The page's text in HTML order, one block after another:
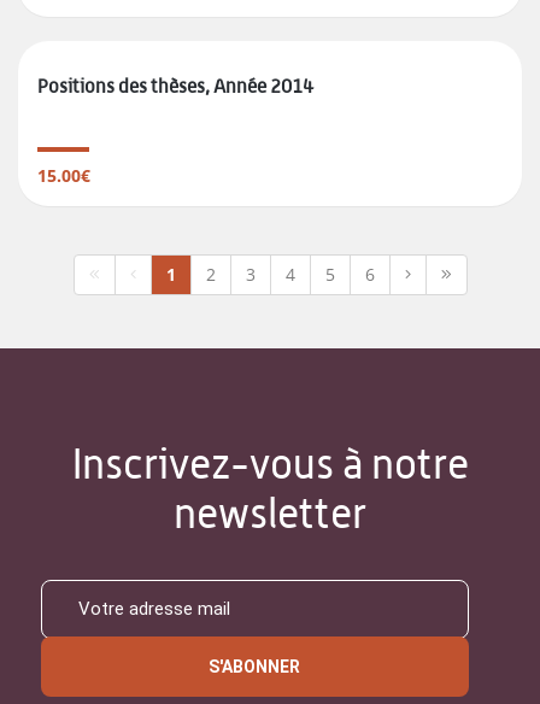
Positions des thèses, Année 2014
15.00€
1 2 3 4 5 6
Inscrivez-vous à notre
newsletter
S'ABONNER